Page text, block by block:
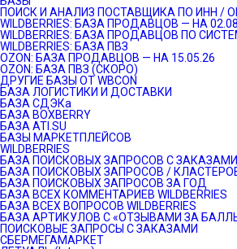
ПОИСК И АНАЛИЗ ПОСТАВЩИКА ПО ИНН /
WILDBERRIES: БАЗА ПРОДАВЦОВ — НА
WILDBERRIES: БАЗА ПРОДАВЦОВ ПО
WILDBERRIES: БАЗА ПВЗ
OZON: БАЗА ПРОДАВЦОВ — НА 15.05.26
OZON: БАЗА ПВЗ (СКОРО)
ДРУГИЕ БАЗЫ ОТ WBCON
БАЗА ЛОГИСТИКИ И ДОСТАВКИ
БАЗА СДЭКа
БАЗА BOXBERRY
БАЗА ATI.SU
БАЗЫ МАРКЕТПЛЕЙСОВ
WILDBERRIES
БАЗА ПОИСКОВЫХ ЗАПРОСОВ С ЗАКАЗАМИ
БАЗА ПОИСКОВЫХ ЗАПРОСОВ /
БАЗА ПОИСКОВЫХ ЗАПРОСОВ ЗА ГОД
БАЗА ВСЕХ КОММЕНТАРИЕВ WILDBERRIES
БАЗА ВСЕХ ВОПРОСОВ WILDBERRIES
БАЗА АРТИКУЛОВ С «ОТЗЫВАМИ ЗА
ПОИСКОВЫЕ ЗАПРОСЫ С ЗАКАЗАМИ
СБЕРМЕГАМАРКЕТ